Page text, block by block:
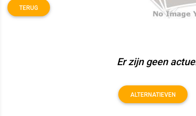
TERUG
Er zijn geen
ALTERNATIEVEN